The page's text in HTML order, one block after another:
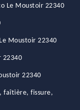
Le Moustoir 22340
Moustoir 22340
22340
22340
faîtière, fissure,